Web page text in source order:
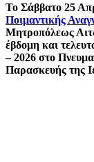
Το Σάββατο 25
Ποιμαντικής
Μητροπόλεως
έβδομη και
– 2026 στο
Παρασκευής της